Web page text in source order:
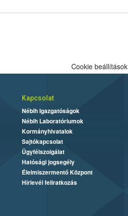
Cookie beállítások
Kapcsolat
Nébih Igazgatóságok
Nébih Laboratóriumok
Kormányhivatalok
Sajtókapcsolat
Ügyfélszolgálat
Hatósági jogsegély
Élelmiszermentő Központ
Hírlevél feliratkozás